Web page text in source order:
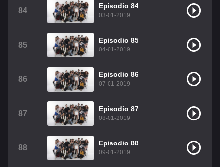
84
Episodio 84
03-01-2019
85
Episodio 85
04-01-2019
86
Episodio 86
07-01-2019
87
Episodio 87
08-01-2019
88
Episodio 88
09-01-2019